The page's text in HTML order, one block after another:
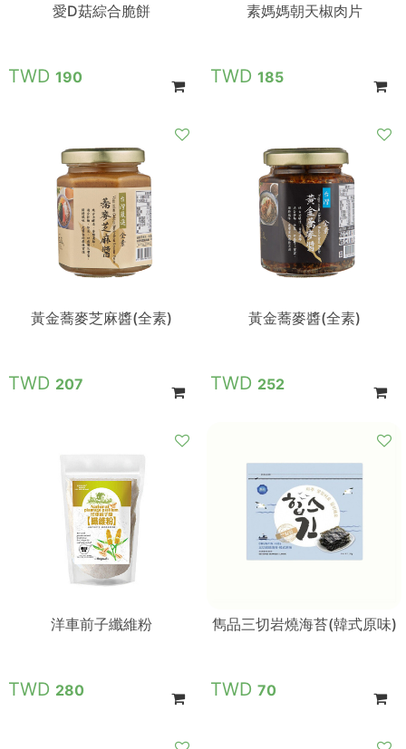
愛D菇綜合脆餅
190
素媽媽朝天椒肉片
185
黃金蕎麥芝麻醬(全素)
207
黃金蕎麥醬(全素)
252
洋車前子纖維粉
280
雋品三切岩燒海苔(韓式原味)
70